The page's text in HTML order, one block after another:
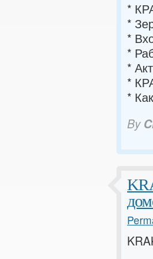
*
*
*
*
*
*
*
By